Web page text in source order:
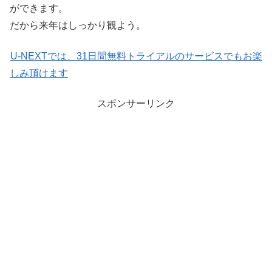
ができます。
だから来年はしっかり観よう。
U-NEXTでは、31日間無料トライアルのサービスでもお楽
しみ頂けます
スポンサーリンク